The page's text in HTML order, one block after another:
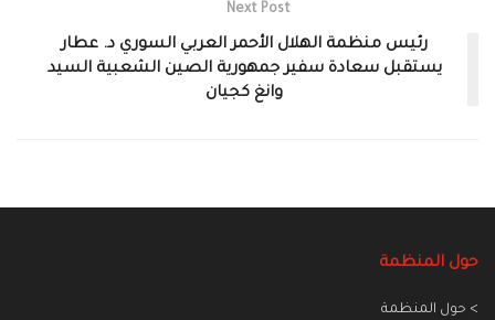
Next Post
رئيس منظمة الهلال الأحمر العربي السوري د. عطار
يستقبل سعادة سفير جمهورية الصين الشعبية السيد
وانغ كجيان
حول المنظمة
> حول المنظمة